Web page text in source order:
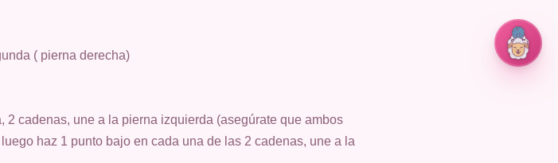
( pierna derecha)
cadenas, une a la pierna izquierda (asegúrate que ambos
haz 1 punto bajo en cada una de las 2 cadenas, une a la